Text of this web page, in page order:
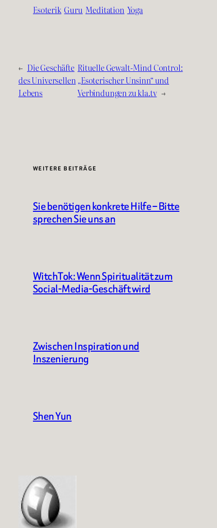
Esoterik Guru Meditation Yoga
← Die Geschäfte
des Universellen
Lebens
Rituelle Gewalt-Mind Control:
„Esoterischer Unsinn“ und
Verbindungen zu kla.tv →
WEITERE BEITRÄGE
Sie benötigen konkrete Hilfe – Bitte
sprechen Sie uns an
WitchTok: Wenn Spiritualität zum
Social-Media-Geschäft wird
Zwischen Inspiration und
Inszenierung
Shen Yun